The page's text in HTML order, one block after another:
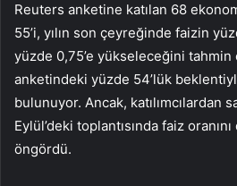
Reuters anketine katılan 68
55’i, yılın son çeyreğinde faizin
yüzde 0,75’e yükseleceğini
anketindeki yüzde 54’lük
bulunuyor. Ancak, katılımcılardan
Eylül’deki toplantısında faiz
öngördü.